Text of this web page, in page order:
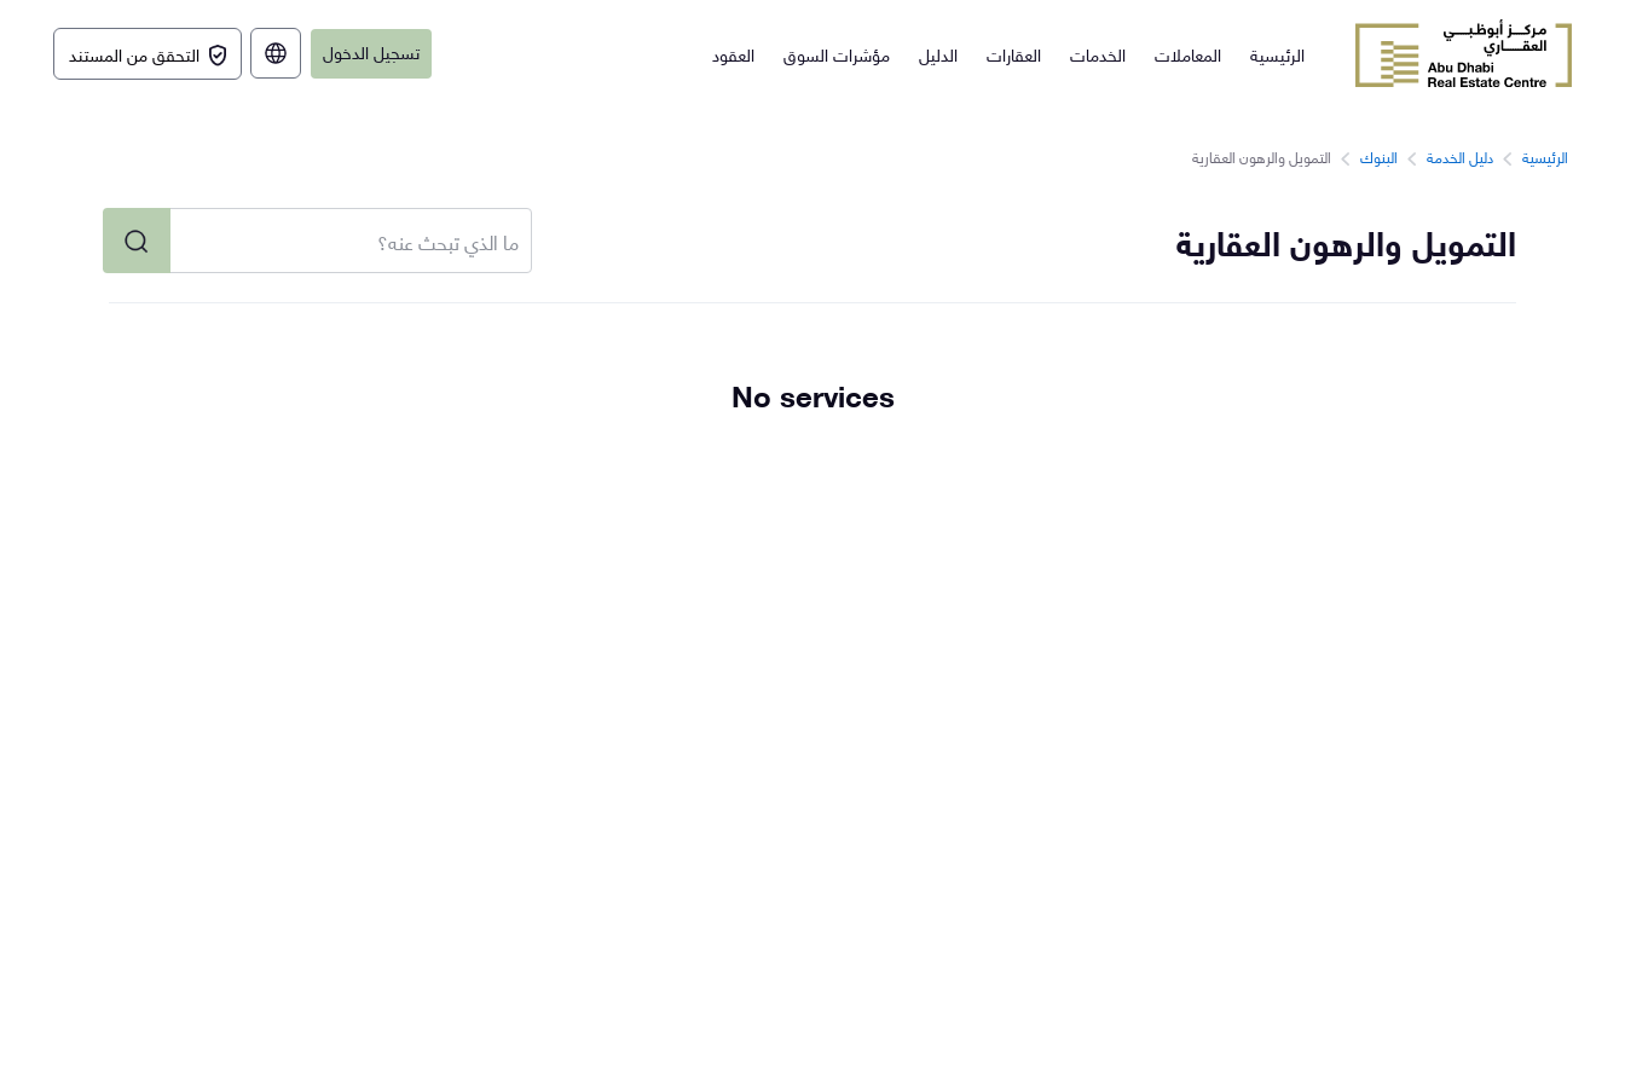
الرئيسية المعاملات الخدمات العقارات الدليل مؤشرات السوق العقود تسجيل الدخول English التحقق من المستند
الرئيسية دليل الخدمة البنوك التمويل والرهون العقارية
التمويل والرهون العقارية
No services